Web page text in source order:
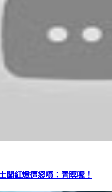
紅燈遭怒噴：青瞑喔！